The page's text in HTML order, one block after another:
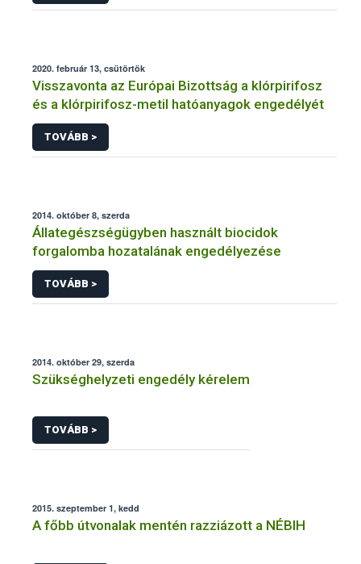
2020. február 13, csütörtök
Visszavonta az Európai Bizottság a klórpirifosz
és a klórpirifosz-metil hatóanyagok engedélyét
TOVÁBB >
2014. október 8, szerda
Állategészségügyben használt biocidok
forgalomba hozatalának engedélyezése
TOVÁBB >
2014. október 29, szerda
Szükséghelyzeti engedély kérelem
TOVÁBB >
2015. szeptember 1, kedd
A főbb útvonalak mentén razziázott a NÉBIH